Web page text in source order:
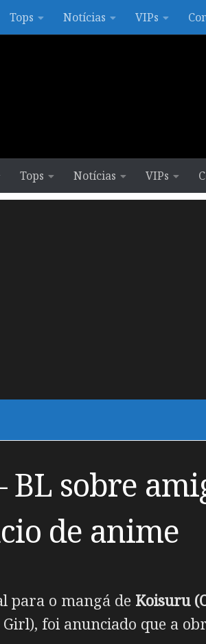
Tops Notícias VIPs
Tops Notícias VIPs
sobre
de anime
para o mangá de Koisuru
foi anunciado que a